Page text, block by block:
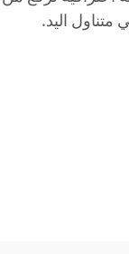
متناول اليد.